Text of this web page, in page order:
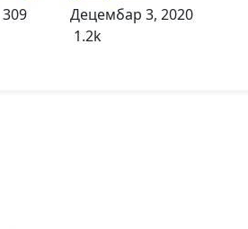
309
Децембар 3, 2020
1.2k